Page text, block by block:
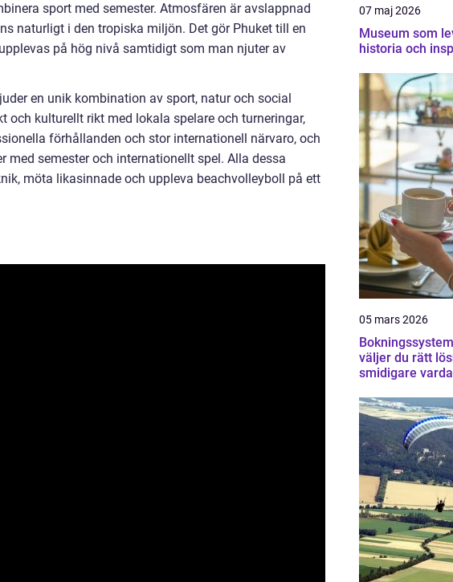
sport med semester. Atmosfären är avslappnad
naturligt i den tropiska miljön. Det gör Phuket till en
på hög nivå samtidigt som man njuter av
en unik kombination av sport, natur och social
och kulturellt rikt med lokala spelare och turneringar,
förhållanden och stor internationell närvaro, och
semester och internationellt spel. Alla dessa
möta likasinnade och uppleva beachvolleyboll på ett
07 maj 2026
Museum som
historia och
05 mars 2026
Bokningssystem
väljer du rätt
smidigare